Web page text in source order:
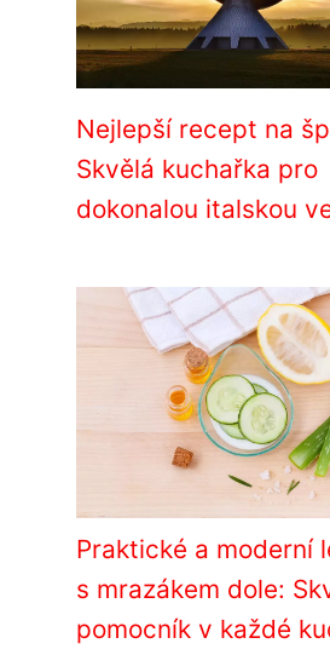
Nejlepší recept na
Skvělá kuchařka pro
dokonalou italskou
Praktické a moderní
s mrazákem dole:
pomocník v každé